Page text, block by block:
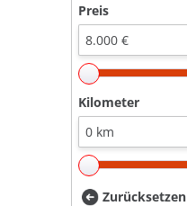
Preis
Kilometer
Zurücksetzen